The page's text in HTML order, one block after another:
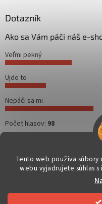
Tento web používa súbory
webu vyjadrujete súhlas
Dotazník
Ako sa Vám páči náš e-
Veľmi pekný
Ujde to
Nepáči sa mi
Počet hlasov: 98